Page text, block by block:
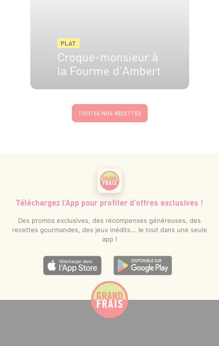
PLAT
Croque-monsieur à
la Fourme d'Ambert
TOUTES NOS RECETTES
Téléchargez l’App pour profiter d’offres exclusives !
Des promos exclusives, des récompenses généreuses, des
recettes gourmandes, des jeux inédits... le tout dans une seule
app !